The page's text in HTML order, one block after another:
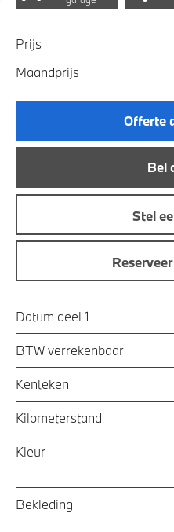
Prijs
Maandprijs
Offerte
Bel
Stel
Datum deel 1
BTW verrekenbaar
Kenteken
Kilometerstand
Kleur
Bekleding